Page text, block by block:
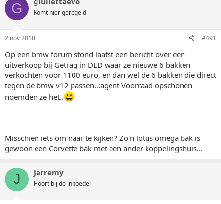
G Komt hier geregeld
2 nov 2010 #491
Op een bmw forum stond laatst een bericht over een
uitverkoop bij Getrag in DLD waar ze nieuwe 6 bakken
verkochten voor 1100 euro, en dan wel de 6 bakken die direct
tegen de bmw v12 passen..:agent Voorraad opschonen
noemden ze het..
Misschien iets om naar te kijken? Zo'n lotus omega bak is
gewoon een Corvette bak met een ander koppelingshuis...
J Jerremy
Hoort bij de inboedel